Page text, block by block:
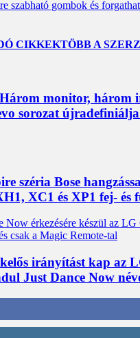
szabható gombok és
CIKKEKTÖBB A
monitor, három
sorozat
széria Bose
XC1 és XP1 fej- és
irányítást kap az
Just Dance Now